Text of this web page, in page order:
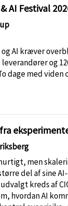
AI Festival
AI kræver
og
dage med
men
del af sine
kreds af
hvordan AI